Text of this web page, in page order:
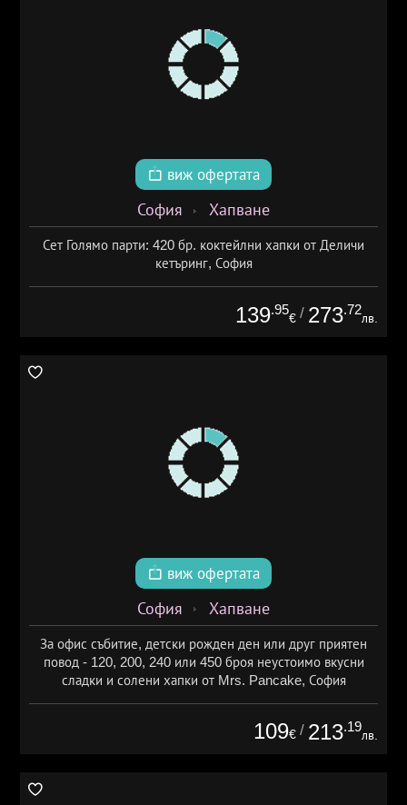
виж офертата
София Хапване
Сет Голямо парти: 420 бр. коктейлни хапки от Деличи
кетъринг, София
139.95
€ / 273.72
лв.
виж офертата
София Хапване
За офис събитие, детски рожден ден или друг приятен
повод - 120, 200, 240 или 450 броя неустоимо вкусни
сладки и солени хапки от Mrs. Pancake, София
109€ / 213.19
лв.